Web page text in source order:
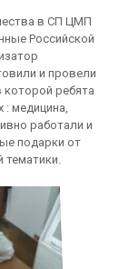
в СП ЦМП
Российской
и провели
которой ребята
: медицина,
работали и
подарки от
тематики.